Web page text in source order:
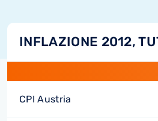
INFLAZIONE 2012,
CPI Austria